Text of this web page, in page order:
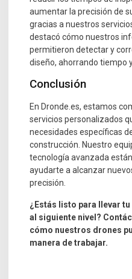
aumentar la precisión de
gracias a nuestros
destacó cómo nuestros
permitieron detectar y
diseño, ahorrando tiempo
Conclusión
En Dronde.es, estamos
servicios personalizados
necesidades específicas
construcción. Nuestro
tecnología avanzada
ayudarte a alcanzar
precisión.
¿Estás listo para llevar
al siguiente nivel?
cómo nuestros drones
manera de trabajar.